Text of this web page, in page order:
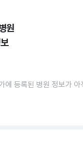
원
에 등록된 병원 정보가 아